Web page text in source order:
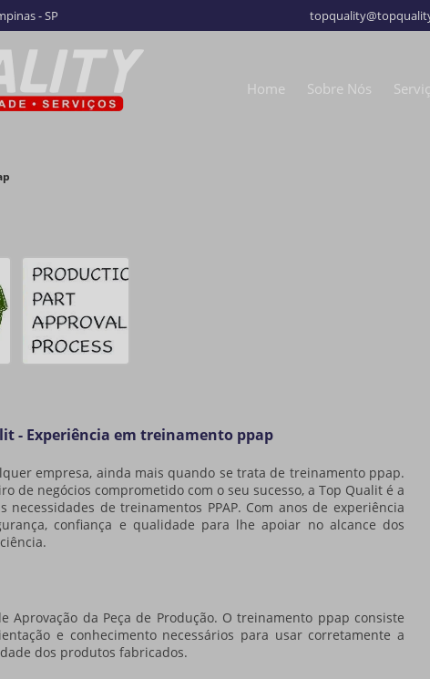
- SP
Home Sobre Nós
- Experiência em treinamento ppap
empresa, ainda mais quando se trata de treinamento ppap.
de negócios comprometido com o seu sucesso, a Top Qualit é a
de treinamentos PPAP. Com anos de experiência
confiança e qualidade para lhe apoiar no alcance dos
Aprovação da Peça de Produção. Otreinamento ppap consiste
e conhecimento necessários para usar corretamente a
dos produtos fabricados.